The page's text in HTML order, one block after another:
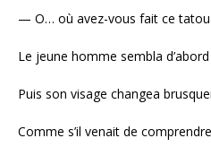
— O… où avez-vous fait ce
Le jeune homme sembla
Puis son visage changea
Comme s’il venait de